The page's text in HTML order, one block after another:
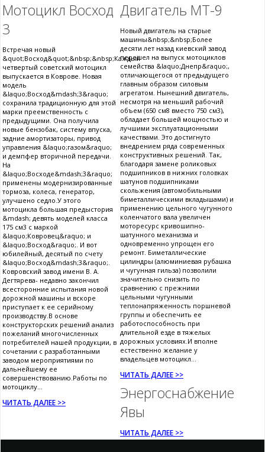
Мотоцикл Восход
3
Встречая новый
&quot;Восход&quot;&nbsp;&nbsp;Каждый
четвертый советский мотоцикл
выпускается в Коврове. Новая
модель
&laquo;Восход&mdash;3&raquo;
сохранила традиционную для этой
марки преемственность с
предыдущими. Она получила
новые бензобак, систему впуска,
задние амортизаторы, привод
управления &laquo;газом&raquo;
и демпфер вторичной передачи.
На
&laquo;Восходе&mdash;3&raquo;
применены модернизированные
тормоза, колеса, генератор,
улучшено седло.У этого
мотоцикла большая предыстория
&mdash; девять моделей класса
175 см3 с маркой
&laquo;Ковровец&raquo; и
&laquo;Восход&raquo;. И вот
юбилейный, десятый по счету
&laquo;Восход&mdash;3&raquo;.
Ковровский завод имени В. А.
Дегтярева- недавно закончил
всесторонние испытания новой
дорожной машины и вскоре
приступает к ее серийному
производству.В основе
конструкторских решений анализ
пожеланий многочисленных
потребителей нашей продукции, в
сочетании с разработанными
заводом мероприятиями по
дальнейшему ее
совершенствованию.Работы по
мотоциклу...
ЧИТАТЬ ДАЛЕЕ >>
Двигатель МТ-9
Новый двигатель на старые
машины&nbsp;&nbsp;Более
десяти лет назад киевский завод
перешел на выпуск мотоциклов
семейства &laquo;Днепр&raquo;,
отличающегося от предыдущего
главным образом силовым
агрегатом. Нынешний двигатель,
несмотря на меньший рабочий
объем (650 см8 вместо 750 см3),
обладает большей мощностью и
лучшими эксплуатационными
качествами. Это достигнуто
внедрением ряда современных
конструктивных решений. Так,
благодаря замене роликовых
подшипников в нижних головках
шатунов подшипниками
скольжения (автомобильными
биметаллическими вкладышами) и
применению цельного чугунного
коленчатого вала увеличен
моторесурс кривошипно-
шатунного механизма и
одновременно упрощен его
ремонт. Биметаллические
цилиндры (алюминиевая рубашка
и чугунная гильза) позволили
значительно снизить по
сравнению с прежними
цельными чугунными
теплонапряженность поршневой
группы и обеспечить ее
работоспособность при
длительной езде в тяжелых
дорожных условиях.И вполне
естественно желание у
владельцев мотоцикл...
ЧИТАТЬ ДАЛЕЕ >>
Энергоснабжение
Явы
ЧИТАТЬ ДАЛЕЕ >>